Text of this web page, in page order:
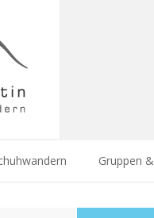
Gruppen